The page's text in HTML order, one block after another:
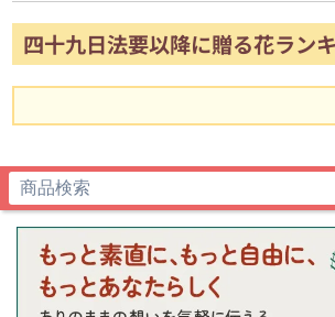
四十九日法要以降に贈る花ラン